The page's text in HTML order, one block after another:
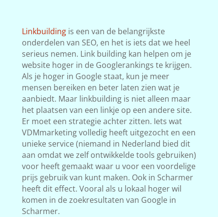
Linkbuildingis een van de belangrijkste
onderdelen van SEO, en het is iets dat we heel
serieus nemen. Link building kan helpen om je
website hoger in de Googlerankings te krijgen.
Als je hoger in Google staat, kun je meer
mensen bereiken en beter laten zien wat je
aanbiedt. Maar linkbuilding is niet alleen maar
het plaatsen van een linkje op een andere site.
Er moet een strategie achter zitten. Iets wat
VDMmarketing volledig heeft uitgezocht en een
unieke service (niemand in Nederland bied dit
aan omdat we zelf ontwikkelde tools gebruiken)
voor heeft gemaakt waar u voor een voordelige
prijs gebruik van kunt maken. Ook in Scharmer
heeft dit effect. Vooral als u lokaal hoger wil
komen in de zoekresultaten van Google in
Scharmer.